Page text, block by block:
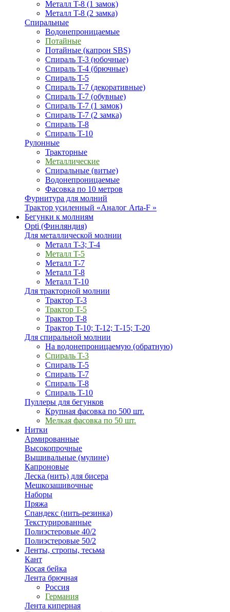
Металл T-8 (1 замок)
Металл T-8 (2 замка)
Спиральные
Водонепроницаемые
Потайные
Потайные (капрон SBS)
Спираль T-3 (юбочные)
Спираль T-4 (брючные)
Спираль T-5
Спираль T-7 (декоративные)
Спираль T-7 (обувные)
Спираль T-7 (1 замок)
Спираль T-7 (2 замка)
Спираль T-8
Спираль T-10
Рулонные
Тракторные
Металлические
Спиральные (витые)
Водонепроницаемые
Фасовка по 10 метров
Фурнитура для молний
Трактор усиленный «Аналог Arta-F »
Бегунки к молниям
Opti (Финляндия)
Для металлической молнии
Металл T-3; T-4
Металл T-5
Металл T-7
Металл T-8
Металл T-10
Для тракторной молнии
Трактор T-3
Трактор T-5
Трактор T-8
Трактор T-10; T-12; Т-15; T-20
Для спиральной молнии
На водонепроницаемую (обратную)
Спираль T-3
Спираль T-5
Спираль T-7
Спираль T-8
Спираль T-10
Пуллеры для бегунков
Крупная фасовка по 500 шт.
Мелкая фасовка по 50 шт.
Нитки
Армированные
Высокопрочные
Вышивальные (мулине)
Капроновые
Леска (нить) для бисера
Мешкозашивочные
Наборы
Пряжа
Спандекс (нить-резинка)
Текстурированные
Полиэстеровые 40/2
Полиэстеровые 50/2
Ленты, стропы, тесьма
Кант
Косая бейка
Лента брючная
Россия
Германия
Лента киперная